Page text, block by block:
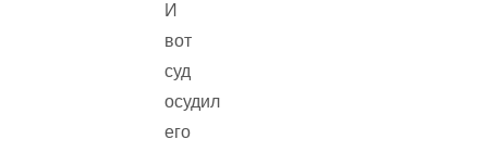
И
вот
суд
осудил
его